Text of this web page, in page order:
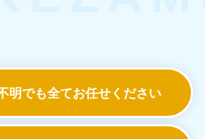
明でも全てお任せください